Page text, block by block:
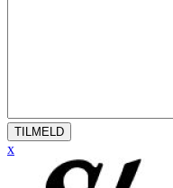
TILMELD
x